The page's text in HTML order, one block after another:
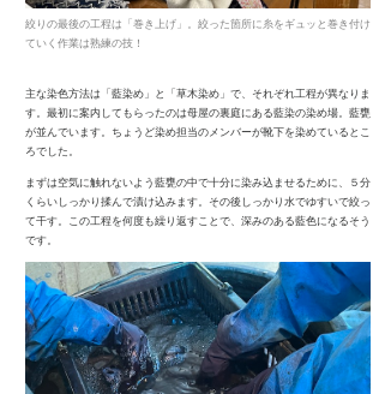
絞りの最後の工程は「巻き上げ」。絞った箇所に糸をギュッと巻き付け
ていく作業は熟練の技！
主な染色方法は「藍染め」と「草木染め」で、それぞれ工程が異なりま
す。最初に案内してもらったのは母屋の裏庭にある藍染の染め場。藍甕
が並んでいます。ちょうど染め担当のメンバーが靴下を染めているとこ
ろでした。
まずは空気に触れないよう藍甕の中で十分に染み込ませるために、５分
くらいしっかり揉んで漬け込みます。その後しっかり水でゆすいで絞っ
て干す。この工程を何度も繰り返すことで、深みのある藍色になるそう
です。